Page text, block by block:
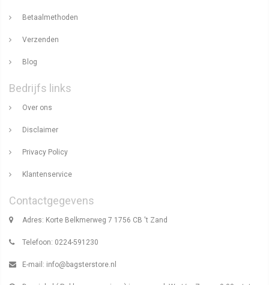
Betaalmethoden
Verzenden
Blog
Bedrijfs links
Over ons
Disclaimer
Privacy Policy
Klantenservice
Contactgegevens
Adres: Korte Belkmerweg 7 1756 CB 't Zand
Telefoon: 0224-591230
E-mail: info@bagsterstore.nl